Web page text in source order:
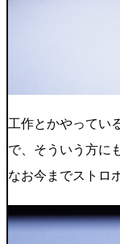
工作とかやってい
で、そういう方に
なお今までストロ